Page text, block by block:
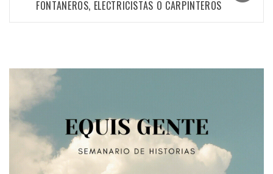
FONTANEROS, ELECTRICISTAS O CARPINTEROS